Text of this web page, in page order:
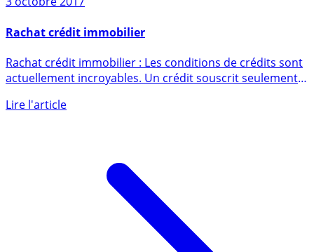
Rachat crédit immobilier : Les conditions de crédits sont
actuellement incroyables. Un crédit souscrit seulement
deux (...)